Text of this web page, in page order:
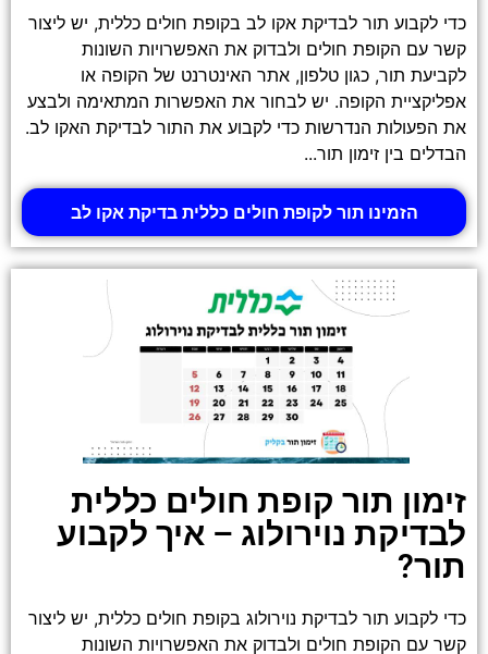
כדי לקבוע תור לבדיקת אקו לב בקופת חולים כללית, יש ליצור
קשר עם הקופת חולים ולבדוק את האפשרויות השונות
לקביעת תור, כגון טלפון, אתר האינטרנט של הקופה או
אפליקציית הקופה. יש לבחור את האפשרות המתאימה ולבצע
את הפעולות הנדרשות כדי לקבוע את התור לבדיקת האקו לב.
הבדלים בין זימון תור...
הזמינו תור לקופת חולים כללית בדיקת אקו לב
זימון תור קופת חולים כללית
לבדיקת נוירולוג – איך לקבוע
תור?
כדי לקבוע תור לבדיקת נוירולוג בקופת חולים כללית, יש ליצור
קשר עם הקופת חולים ולבדוק את האפשרויות השונות